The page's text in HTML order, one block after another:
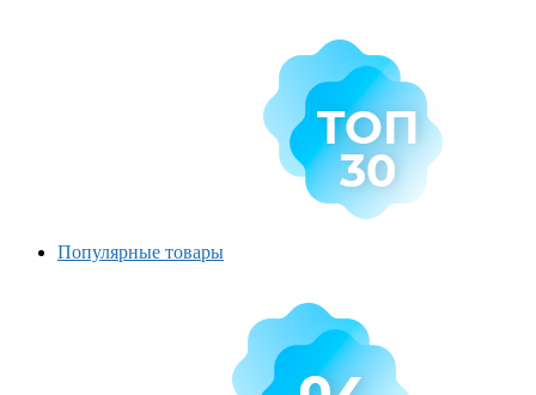
Популярные товары